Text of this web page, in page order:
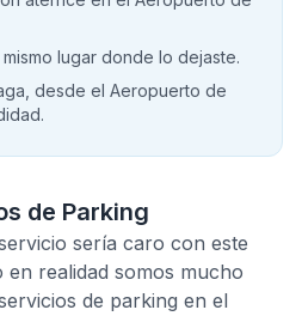
lugar donde lo dejaste.
desde el Aeropuerto de
de Parking
sería caro con este
realidad somos mucho
de parking en el